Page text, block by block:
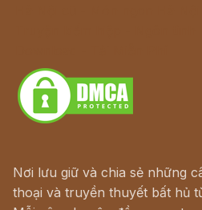
Nơi lưu giữ và chia sẻ những
thoại và truyền thuyết bất hủ